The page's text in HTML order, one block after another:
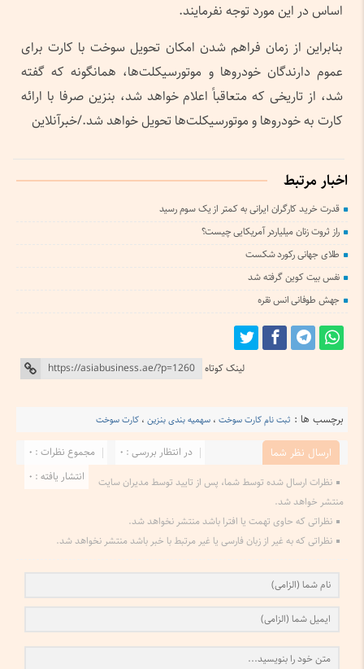
اساس در این مورد توجه نفرمایند.
بنابراین از زمان فراهم شدن امکان تحویل سوخت با کارت برای
عموم دارندگان خودروها و موتورسیکلت‌ها، همانگونه که گفته
شد، از تاریخی که متعاقباً اعلام خواهد شد، بنزین صرفا با ارائه
کارت به خودروها و موتورسیکلت‌ها تحویل خواهد شد./خبرآنلاین
اخبار مرتبط
قدرت خرید کارگران ایرانی به کمتر از یک سوم رسید
راز ثروت زنان میلیاردر آمریکایی چیست؟
طلای جهانی رکورد شکست
نفس بیت کوین گرفته شد
جهش طوفانی انس نقره
لینک کوتاه
برچسب ها : ثبت نام کارت سوخت ، سهمیه بندی بنزین ، کارت سوخت
ارسال نظر شما مجموع نظرات : 0
در انتظار بررسی : 0
انتشار یافته : 0
نظرات ارسال شده توسط شما، پس از تایید توسط مدیران سایت
منتشر خواهد شد.
نظراتی که حاوی تهمت یا افترا باشد منتشر نخواهد شد.
نظراتی که به غیر از زبان فارسی یا غیر مرتبط با خبر باشد منتشر نخواهد شد.